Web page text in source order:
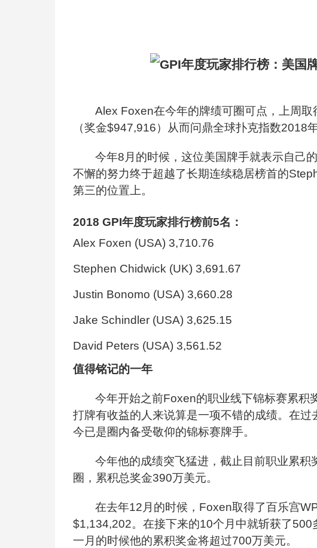
Alex Foxen在今年的牌绩可圈可点，上周
（奖金$947,916）从而问鼎全球扑克指数2018
今年8月的时候，这位美国牌手就表示自己
不懈的努力终于超越了长期连续稳居榜首的
第三的位置上。
2018 GPI年度玩家排行榜前5名：
Alex Foxen (USA) 3,710.76
Stephen Chidwick (UK) 3,691.67
Justin Bonomo (USA) 3,660.28
Jake Schindler (USA) 3,625.15
David Peters (USA) 3,561.52
值得铭记的一年
今年开始之前Foxen的职业线下锦标赛累
打牌有收益的人来说算是一项不错的成绩。在
今已是圈内备受敬仰的锦标赛牌手。
今年他的成绩突飞猛进，截止目前职业累
圈，累积总奖金390万美元。
在去年12月的时候，Foxen取得了百乐宫
$1,134,202。在接下来的10个月中就斩获了
一月的时候他的累积奖金将超过700万美元。